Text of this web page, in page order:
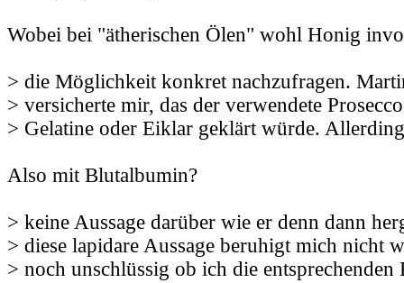
Wobei bei "ätherischen Ölen" wohl Honig
> die Möglichkeit konkret nachzufragen.
> versicherte mir, das der verwendete
> Gelatine oder Eiklar geklärt würde.
Also mit Blutalbumin?
> keine Aussage darüber wie er denn dann
> diese lapidare Aussage beruhigt mich nicht
> noch unschlüssig ob ich die entsprechenden